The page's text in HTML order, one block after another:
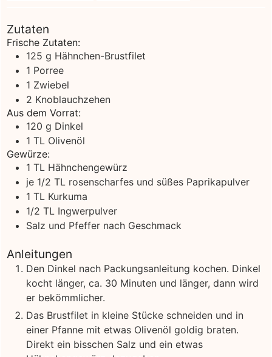
Zutaten
Frische Zutaten:
125 g Hähnchen-Brustfilet
1 Porree
1 Zwiebel
2 Knoblauchzehen
Aus dem Vorrat:
120 g Dinkel
1 TL Olivenöl
Gewürze:
1 TL Hähnchengewürz
je 1/2 TL rosenscharfes und süßes Paprikapulver
1 TL Kurkuma
1/2 TL Ingwerpulver
Salz und Pfeffer nach Geschmack
Anleitungen
Den Dinkel nach Packungsanleitung kochen. Dinkel
kocht länger, ca. 30 Minuten und länger, dann wird
er bekömmlicher.
Das Brustfilet in kleine Stücke schneiden und in
einer Pfanne mit etwas Olivenöl goldig braten.
Direkt ein bisschen Salz und ein etwas